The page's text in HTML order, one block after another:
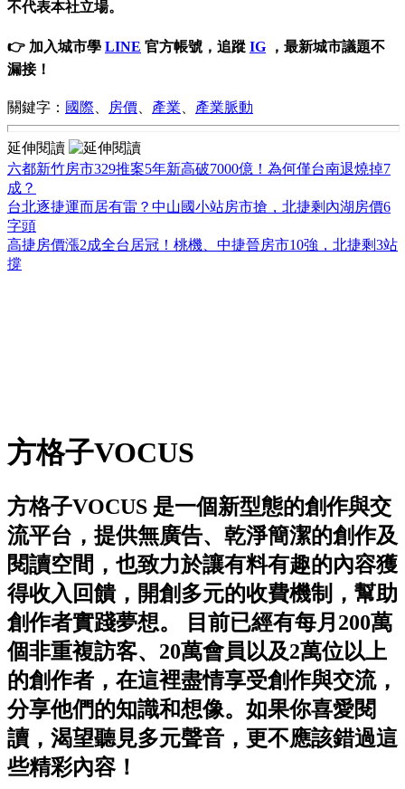
不代表本社立場。
👉 加入城市學 LINE 官方帳號，追蹤 IG ，最新城市議題不
漏接！
關鍵字： 國際 房價 產業 產業脈動
延伸閱讀
六都新竹房市329推案5年新高破7000億！為何僅台南退燒掉7
成？
台北逐捷運而居有雷？中山國小站房市搶，北捷剩內湖房價6
字頭
高捷房價漲2成全台居冠！桃機、中捷晉房市10強，北捷剩3站
撐
方格子VOCUS
方格子VOCUS 是一個新型態的創作與交
流平台，提供無廣告、乾淨簡潔的創作及
閱讀空間，也致力於讓有料有趣的內容獲
得收入回饋，開創多元的收費機制，幫助
創作者實踐夢想。 目前已經有每月200萬
個非重複訪客、20萬會員以及2萬位以上
的創作者，在這裡盡情享受創作與交流，
分享他們的知識和想像。如果你喜愛閱
讀，渴望聽見多元聲音，更不應該錯過這
些精彩內容！